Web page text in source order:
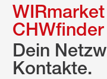
CHWfinder
Dein
Kontakte.